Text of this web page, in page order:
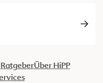
RatgeberÜber HiPP